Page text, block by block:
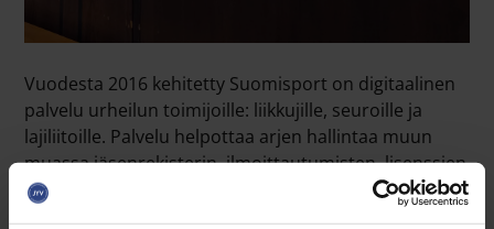
Vuodesta 2016 kehitetty Suomisport on digitaalinen
palvelu urheilun toimijoille: liikkujille, seuroille ja
lajiliitoille. Palvelu helpottaa arjen hallintaa muun
muassa jäsenrekisterin, ilmoittautumisten, lisenssien
ja maksujen osalta. Suomisportin kautta kertyy myös
luotettavaa tietoa urheilutoiminnasta Suomessa.